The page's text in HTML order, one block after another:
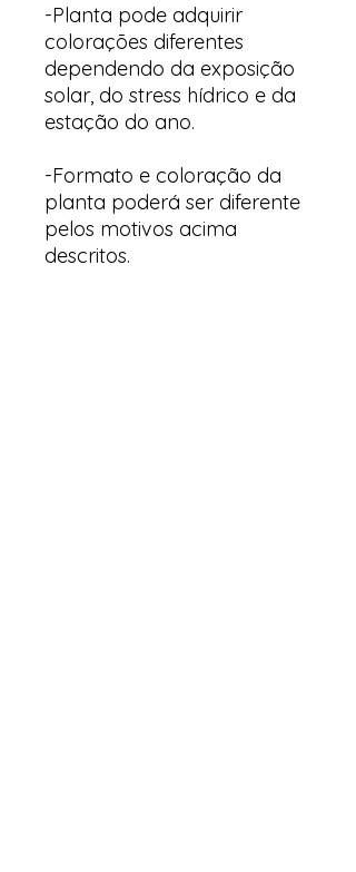
-Planta pode adquirir
colorações diferentes
dependendo da exposição
solar, do stress hídrico e da
estação do ano.
-Formato e coloração da
planta poderá ser diferente
pelos motivos acima
descritos.